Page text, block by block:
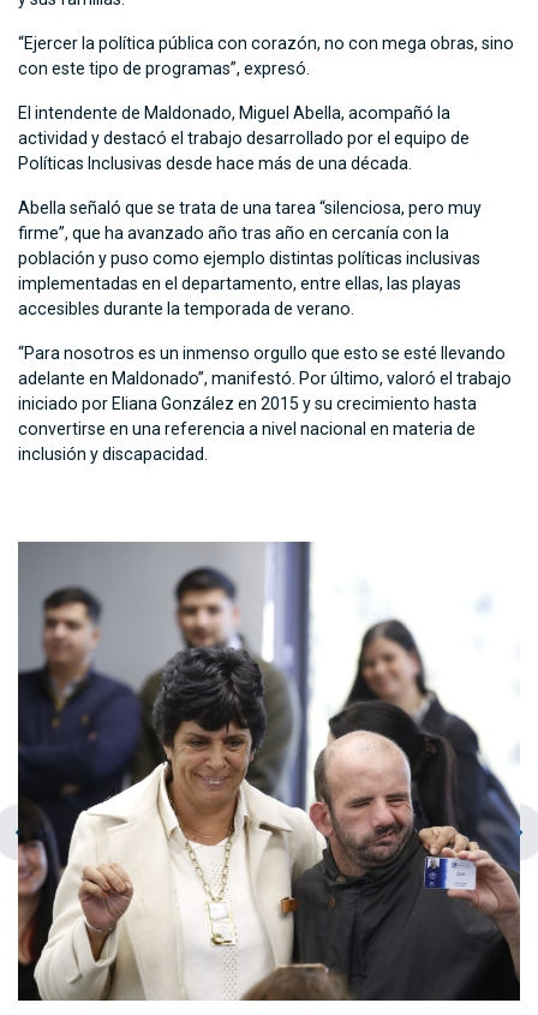
“Ejercer la política pública con corazón, no con mega obras, sino
con este tipo de programas”, expresó.
El intendente de Maldonado, Miguel Abella, acompañó la
actividad y destacó el trabajo desarrollado por el equipo de
Políticas Inclusivas desde hace más de una década.
Abella señaló que se trata de una tarea “silenciosa, pero muy
firme”, que ha avanzado año tras año en cercanía con la
población y puso como ejemplo distintas políticas inclusivas
implementadas en el departamento, entre ellas, las playas
accesibles durante la temporada de verano.
“Para nosotros es un inmenso orgullo que esto se esté llevando
adelante en Maldonado”, manifestó. Por último, valoró el trabajo
iniciado por Eliana González en 2015 y su crecimiento hasta
convertirse en una referencia a nivel nacional en materia de
inclusión y discapacidad.
chevron_left navigate_next